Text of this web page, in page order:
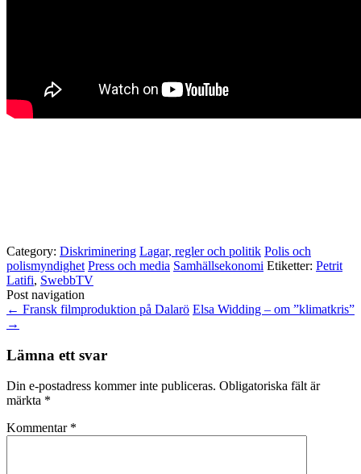
Category: Diskriminering Lagar, regler och politik Polis och
polismyndighet Press och media Samhällsekonomi Etiketter: Petrit
Latifi, SwebbTV
Post navigation
← Fransk filmproduktion på Dalarö Elsa Widding – om ”klimatkris”
→
Lämna ett svar
Din e-postadress kommer inte publiceras. Obligatoriska fält är
märkta *
Kommentar *